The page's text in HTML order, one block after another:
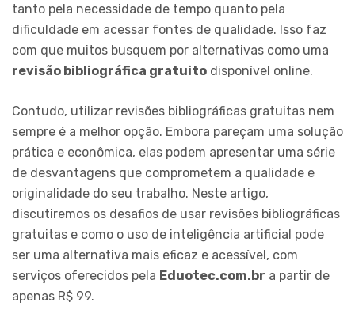
tanto pela necessidade de tempo quanto pela
dificuldade em acessar fontes de qualidade. Isso faz
com que muitos busquem por alternativas como uma
revisão bibliográfica gratuito disponível online.
Contudo, utilizar revisões bibliográficas gratuitas nem
sempre é a melhor opção. Embora pareçam uma solução
prática e econômica, elas podem apresentar uma série
de desvantagens que comprometem a qualidade e
originalidade do seu trabalho. Neste artigo,
discutiremos os desafios de usar revisões bibliográficas
gratuitas e como o uso de inteligência artificial pode
ser uma alternativa mais eficaz e acessível, com
serviços oferecidos pela Eduotec.com.br a partir de
apenas R$ 99.